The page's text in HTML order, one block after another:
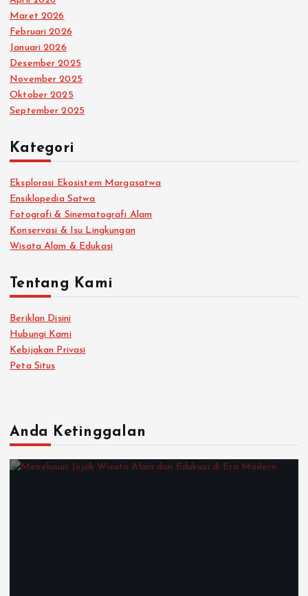
Maret 2026
Februari 2026
Januari 2026
Desember 2025
November 2025
Oktober 2025
September 2025
Kategori
Eksplorasi Ekosistem Margasatwa
Ensiklopedia Satwa
Fotografi & Sinematografi Alam
Konservasi & Isu Lingkungan
Wisata Alam & Edukasi
Tentang Kami
Beriklan Disini
Hubungi Kami
Kebijakan Privasi
Peta Situs
Anda Ketinggalan